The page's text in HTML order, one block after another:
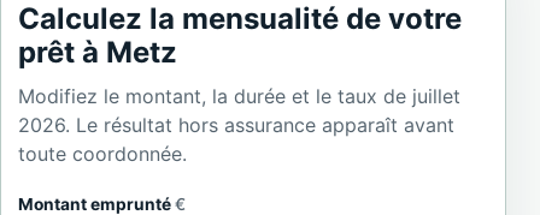
Calculez la mensualité de votre
prêt à Metz
Modifiez le montant, la durée et le taux de juillet
2026. Le résultat hors assurance apparaît avant
toute coordonnée.
Montant emprunté€